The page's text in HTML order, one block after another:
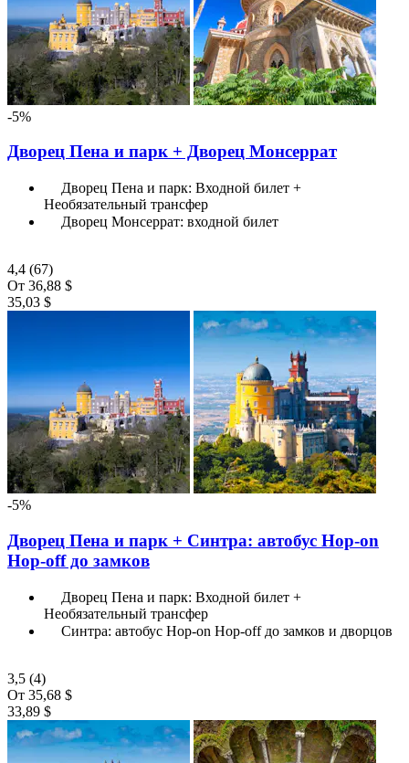
-5%
Дворец Пена и парк + Дворец Монсеррат
Дворец Пена и парк: Входной билет +
Необязательный трансфер
Дворец Монсеррат: входной билет
4,4 (67)
От 36,88 $
35,03 $
-5%
Дворец Пена и парк + Синтра: автобус Hop-on
Hop-off до замков
Дворец Пена и парк: Входной билет +
Необязательный трансфер
Синтра: автобус Hop-on Hop-off до замков и дворцов
3,5 (4)
От 35,68 $
33,89 $